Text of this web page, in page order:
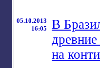
05.10.2013
16:05
В
на